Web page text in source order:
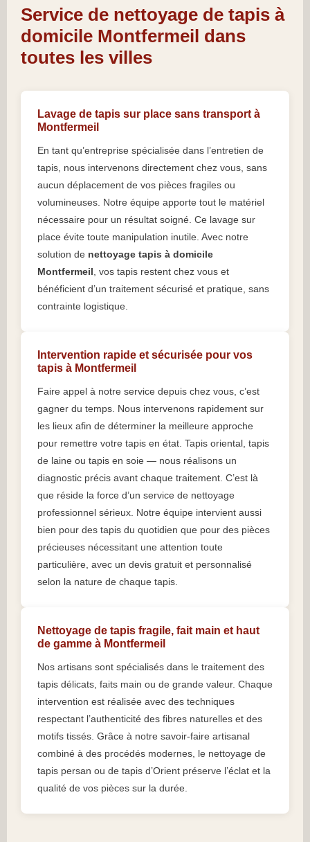
Service de nettoyage de tapis à
domicile Montfermeil dans
toutes les villes
Lavage de tapis sur place sans transport à
Montfermeil
En tant qu’entreprise spécialisée dans l’entretien de
tapis, nous intervenons directement chez vous, sans
aucun déplacement de vos pièces fragiles ou
volumineuses. Notre équipe apporte tout le matériel
nécessaire pour un résultat soigné. Ce lavage sur
place évite toute manipulation inutile. Avec notre
solution de nettoyage tapis à domicile
Montfermeil, vos tapis restent chez vous et
bénéficient d’un traitement sécurisé et pratique, sans
contrainte logistique.
Intervention rapide et sécurisée pour vos
tapis à Montfermeil
Faire appel à notre service depuis chez vous, c’est
gagner du temps. Nous intervenons rapidement sur
les lieux afin de déterminer la meilleure approche
pour remettre votre tapis en état. Tapis oriental, tapis
de laine ou tapis en soie — nous réalisons un
diagnostic précis avant chaque traitement. C’est là
que réside la force d’un service de nettoyage
professionnel sérieux. Notre équipe intervient aussi
bien pour des tapis du quotidien que pour des pièces
précieuses nécessitant une attention toute
particulière, avec un devis gratuit et personnalisé
selon la nature de chaque tapis.
Nettoyage de tapis fragile, fait main et haut
de gamme à Montfermeil
Nos artisans sont spécialisés dans le traitement des
tapis délicats, faits main ou de grande valeur. Chaque
intervention est réalisée avec des techniques
respectant l’authenticité des fibres naturelles et des
motifs tissés. Grâce à notre savoir-faire artisanal
combiné à des procédés modernes, le nettoyage de
tapis persan ou de tapis d’Orient préserve l’éclat et la
qualité de vos pièces sur la durée.